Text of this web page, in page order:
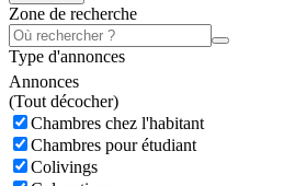
Zone de recherche
Type d'annonces
Annonces
(Tout décocher)
Chambres chez l'habitant
Chambres pour étudiant
Colivings